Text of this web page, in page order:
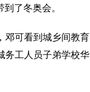
了冬奥会。
邓可看到城乡间教育
务工人员子弟学校华